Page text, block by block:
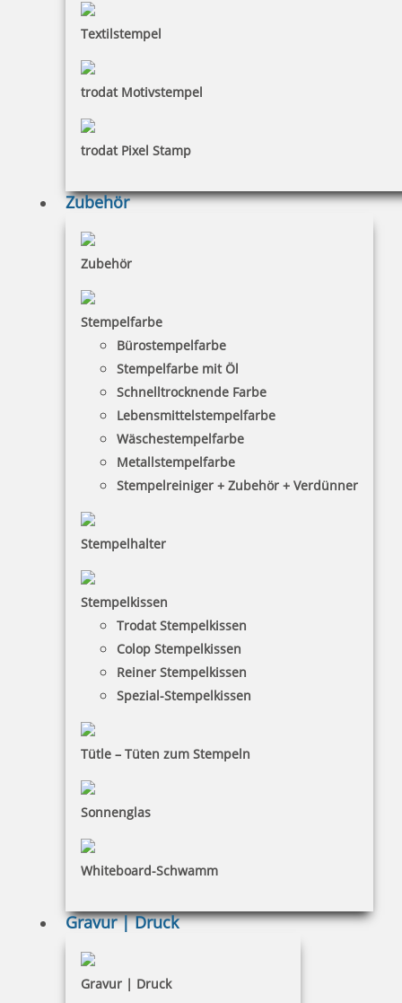
Textilstempel
trodat Motivstempel
trodat Pixel Stamp
Zubehör
Zubehör
Stempelfarbe
Bürostempelfarbe
Stempelfarbe mit Öl
Schnelltrocknende Farbe
Lebensmittelstempelfarbe
Wäschestempelfarbe
Metallstempelfarbe
Stempelreiniger + Zubehör + Verdünner
Stempelhalter
Stempelkissen
Trodat Stempelkissen
Colop Stempelkissen
Reiner Stempelkissen
Spezial-Stempelkissen
Tütle – Tüten zum Stempeln
Sonnenglas
Whiteboard-Schwamm
Gravur | Druck
Gravur | Druck
24,92 €
39,03 €
Colop Printer Schulstempel mit Kindermotiv
29,46 €
Stempel für Taxi-Quittung